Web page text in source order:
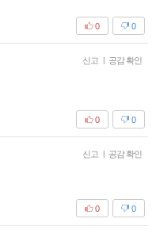
0
0
신고 | 공감 확인
0
0
신고 | 공감 확인
0
0